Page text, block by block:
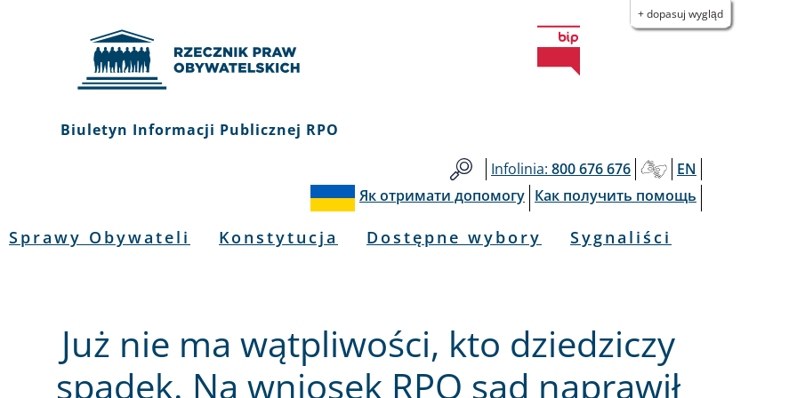
+ dopasuj wygląd
Biuletyn Informacji Publicznej RPO
Infolinia: 800 676 676
EN
Як отримати допомогу Как получить помощь
Sprawy Obywateli Konstytucja Dostępne wybory Sygnaliści
Już nie ma wątpliwości, kto dziedziczy
spadek. Na wniosek RPO sąd naprawił